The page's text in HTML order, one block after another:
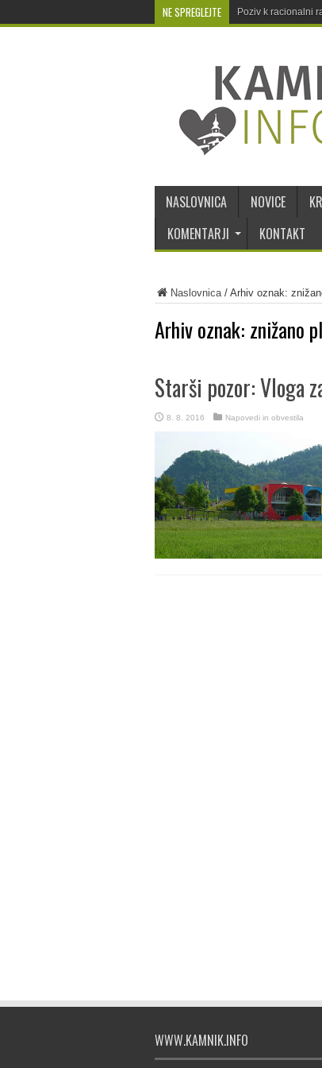
NE SPREGLEJTE Poziv k racionalni
NASLOVNICA NOVICE
KOMENTARJI
KONTAKT
Naslovnica/ Arhiv oznak:
Arhiv oznak: znižano
Starši pozor: Vloga
8. 8. 2016 Napovedi in obvestila
WWW.KAMNIK.INFO